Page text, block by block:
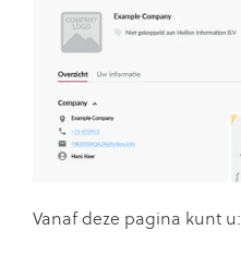
Vanaf deze pagina kunt u: